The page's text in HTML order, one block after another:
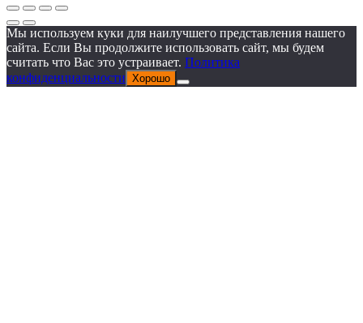
Мы используем куки для наилучшего представления нашего
сайта. Если Вы продолжите использовать сайт, мы будем
считать что Вас это устраивает. Политика
конфиденциальности Хорошо